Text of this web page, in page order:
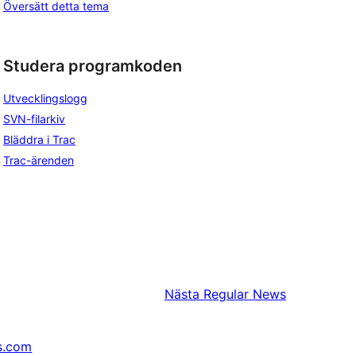
Översätt detta tema
Studera programkoden
Utvecklingslogg
SVN-filarkiv
Bläddra i Trac
Trac-ärenden
Nästa Regular News